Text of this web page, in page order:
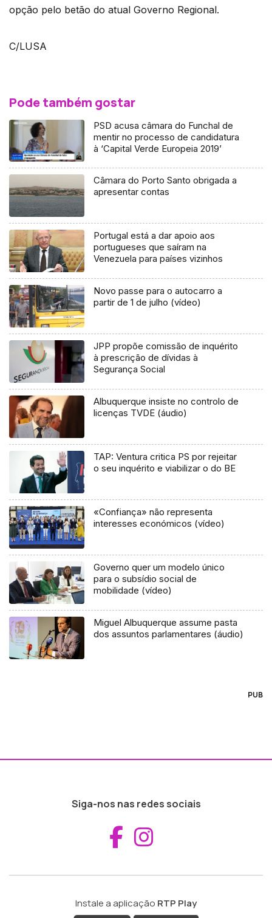
opção pelo betão do atual Governo Regional.
C/LUSA
Pode também gostar
PSD acusa câmara do Funchal de
mentir no processo de candidatura
à ‘Capital Verde Europeia 2019’
Câmara do Porto Santo obrigada a
apresentar contas
Portugal está a dar apoio aos
portugueses que saíram na
Venezuela para países vizinhos
Novo passe para o autocarro a
partir de 1 de julho (vídeo)
JPP propõe comissão de inquérito
à prescrição de dívidas à
Segurança Social
Albuquerque insiste no controlo de
licenças TVDE (áudio)
TAP: Ventura critica PS por rejeitar
o seu inquérito e viabilizar o do BE
«Confiança» não representa
interesses económicos (vídeo)
Governo quer um modelo único
para o subsídio social de
mobilidade (vídeo)
Miguel Albuquerque assume pasta
dos assuntos parlamentares (áudio)
PUB
Siga-nos nas redes sociais
Aceder ao
Instale a aplicação RTP Play